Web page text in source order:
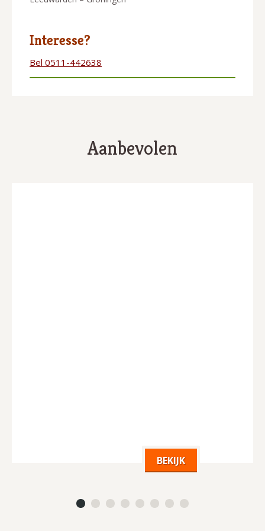
Interesse?
Bel 0511-442638
Aanbevolen
BEKIJK